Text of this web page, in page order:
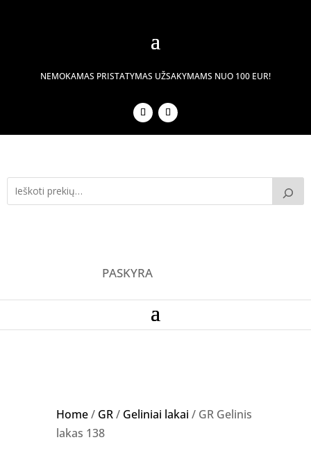
NEMOKAMAS PRISTATYMAS UŽSAKYMAMS NUO 100 EUR!
PASKYRA
Home/ GR/ Geliniai lakai / GR Gelinis
lakas 138